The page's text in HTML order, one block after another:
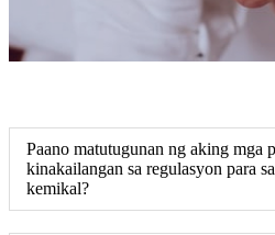
Paano matutugunan ng aking mga
kinakailangan sa regulasyon para
kemikal?